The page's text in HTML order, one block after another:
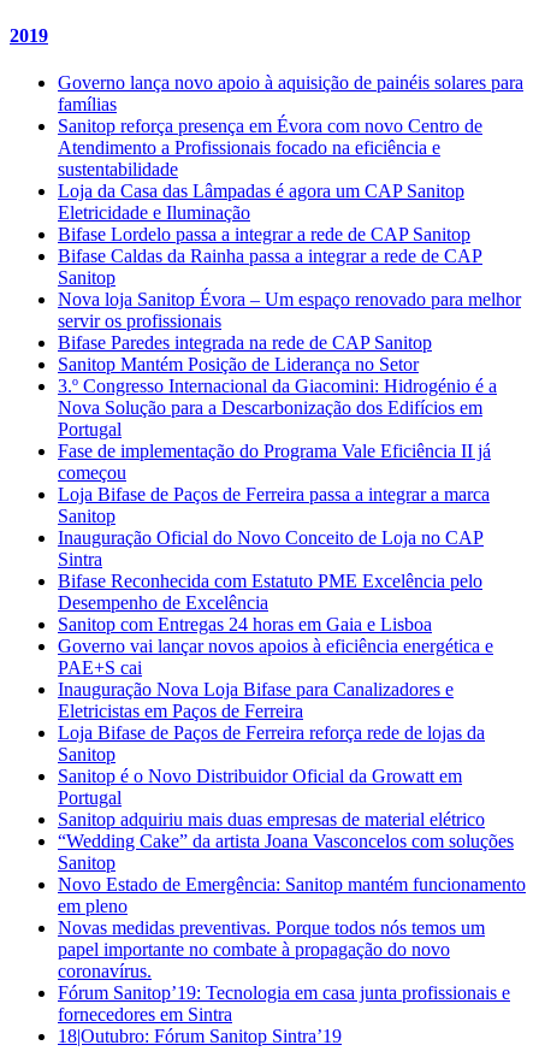
2019
Governo lança novo apoio à aquisição de painéis solares para
famílias
Sanitop reforça presença em Évora com novo Centro de
Atendimento a Profissionais focado na eficiência e
sustentabilidade
Loja da Casa das Lâmpadas é agora um CAP Sanitop
Eletricidade e Iluminação
Bifase Lordelo passa a integrar a rede de CAP Sanitop
Bifase Caldas da Rainha passa a integrar a rede de CAP
Sanitop
Nova loja Sanitop Évora – Um espaço renovado para melhor
servir os profissionais
Bifase Paredes integrada na rede de CAP Sanitop
Sanitop Mantém Posição de Liderança no Setor
3.º Congresso Internacional da Giacomini: Hidrogénio é a
Nova Solução para a Descarbonização dos Edifícios em
Portugal
Fase de implementação do Programa Vale Eficiência II já
começou
Loja Bifase de Paços de Ferreira passa a integrar a marca
Sanitop
Inauguração Oficial do Novo Conceito de Loja no CAP
Sintra
Bifase Reconhecida com Estatuto PME Excelência pelo
Desempenho de Excelência
Sanitop com Entregas 24 horas em Gaia e Lisboa
Governo vai lançar novos apoios à eficiência energética e
PAE+S cai
Inauguração Nova Loja Bifase para Canalizadores e
Eletricistas em Paços de Ferreira
Loja Bifase de Paços de Ferreira reforça rede de lojas da
Sanitop
Sanitop é o Novo Distribuidor Oficial da Growatt em
Portugal
Sanitop adquiriu mais duas empresas de material elétrico
“Wedding Cake” da artista Joana Vasconcelos com soluções
Sanitop
Novo Estado de Emergência: Sanitop mantém funcionamento
em pleno
Novas medidas preventivas. Porque todos nós temos um
papel importante no combate à propagação do novo
coronavírus.
Fórum Sanitop’19: Tecnologia em casa junta profissionais e
fornecedores em Sintra
18|Outubro: Fórum Sanitop Sintra’19